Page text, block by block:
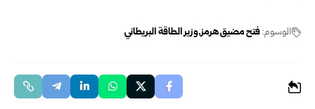
الوسوم:فتح مضيق هرمز وزير الطاقة البريطاني